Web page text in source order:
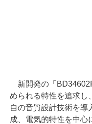
新開発の「
められる特性を追求し
自の音質設計技術を導
成、電気的特性を中心